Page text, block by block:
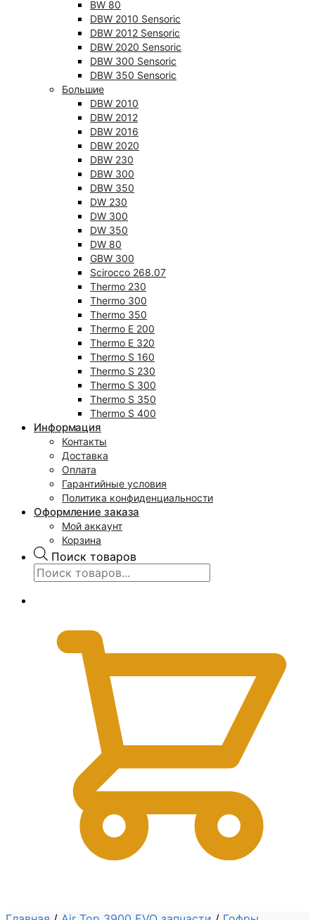
BW 80
DBW 2010 Sensoric
DBW 2012 Sensoric
DBW 2020 Sensoric
DBW 300 Sensoric
DBW 350 Sensoric
Большие
DBW 2010
DBW 2012
DBW 2016
DBW 2020
DBW 230
DBW 300
DBW 350
DW 230
DW 300
DW 350
DW 80
GBW 300
Scirocco 268.07
Thermo 230
Thermo 300
Thermo 350
Thermo E 200
Thermo E 320
Thermo S 160
Thermo S 230
Thermo S 300
Thermo S 350
Thermo S 400
Информация
Контакты
Доставка
Оплата
Гарантийные условия
Политика конфиденциальности
Оформление заказа
Мой аккаунт
Корзина
Поиск товаров